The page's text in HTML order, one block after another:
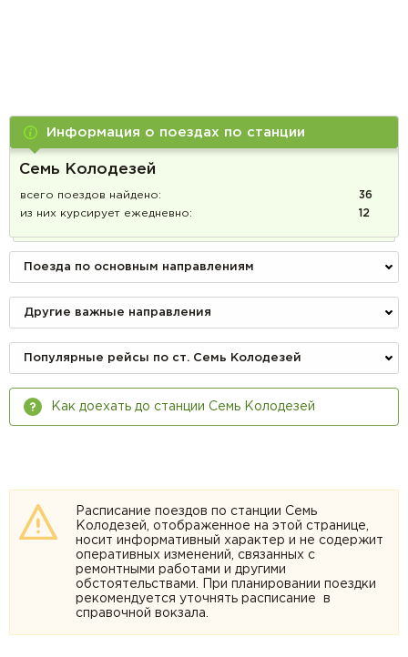
Расписание поездов по станции Семь
Колодезей, отображенное на этой странице,
носит информативный характер и не содержит
оперативных изменений, связанных с
ремонтными работами и другими
обстоятельствами. При планировании поездки
рекомендуется уточнять расписание в
справочной вокзала.
Информация о поездах по станции
Семь Колодезей
всего поездов найдено:
36
из них курсирует ежедневно:
12
Поезда по основным направлениям
Другие важные направления
Популярные рейсы по ст. Семь Колодезей
Как доехать до станции Семь Колодезей